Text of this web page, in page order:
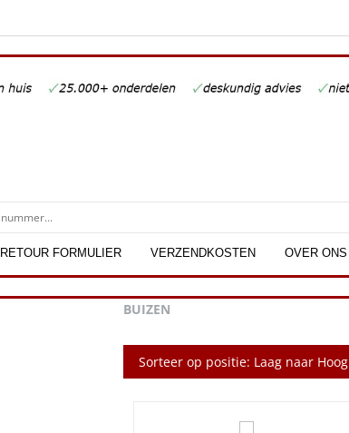
RETOUR FORMULIER VERZENDKOSTEN OVER ONS
BUIZEN
Sorteer op positie: Laag naar Hoog